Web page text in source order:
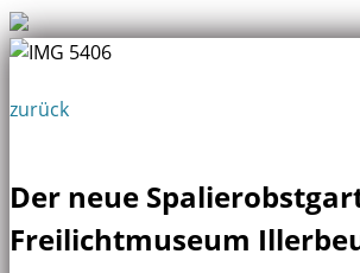
zurück
Der neue
Freilichtmuseum